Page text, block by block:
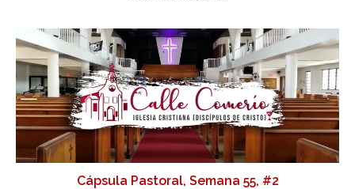
Cápsula Pastoral, Semana 55, #2